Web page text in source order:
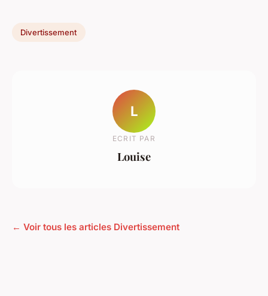
Divertissement
L
ECRIT PAR
Louise
← Voir tous les articles Divertissement